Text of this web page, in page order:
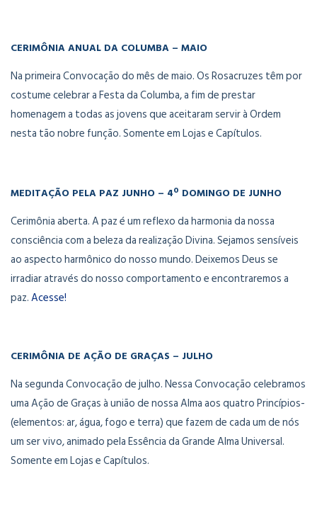
CERIMÔNIA ANUAL DA COLUMBA – MAIO
Na primeira Convocação do mês de maio. Os Rosacruzes têm por
costume celebrar a Festa da Columba, a fim de prestar
homenagem a todas as jovens que aceitaram servir à Ordem
nesta tão nobre função. Somente em Lojas e Capítulos.
MEDITAÇÃO PELA PAZ JUNHO – 4º DOMINGO DE JUNHO
Cerimônia aberta. A paz é um reflexo da harmonia da nossa
consciência com a beleza da realização Divina. Sejamos sensíveis
ao aspecto harmônico do nosso mundo. Deixemos Deus se
irradiar através do nosso comportamento e encontraremos a
paz.Acesse!
CERIMÔNIA DE AÇÃO DE GRAÇAS – JULHO
Na segunda Convocação de julho. Nessa Convocação celebramos
uma Ação de Graças à união de nossa Alma aos quatro Princípios-
(elementos: ar, água, fogo e terra) que fazem de cada um de nós
um ser vivo, animado pela Essência da Grande Alma Universal.
Somente em Lojas e Capítulos.